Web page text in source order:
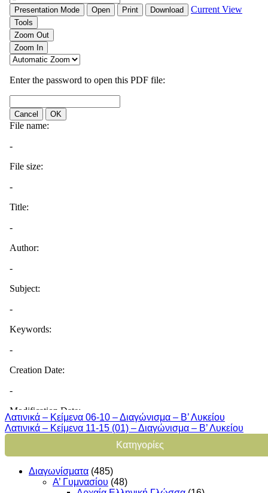
Λατινικά – Κείμενα 06-10 – Διαγώνισμα – Β’ Λυκείου
Λατινικά – Κείμενα 11-15 (01) – Διαγώνισμα – Β’ Λυκείου
Kατηγορίες
Διαγωνίσματα (485)
Α’ Γυμνασίου (48)